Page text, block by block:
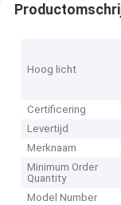
Hoog licht
Certificering
Levertijd
Merknaam
Minimum Order
Quantity
Model Number